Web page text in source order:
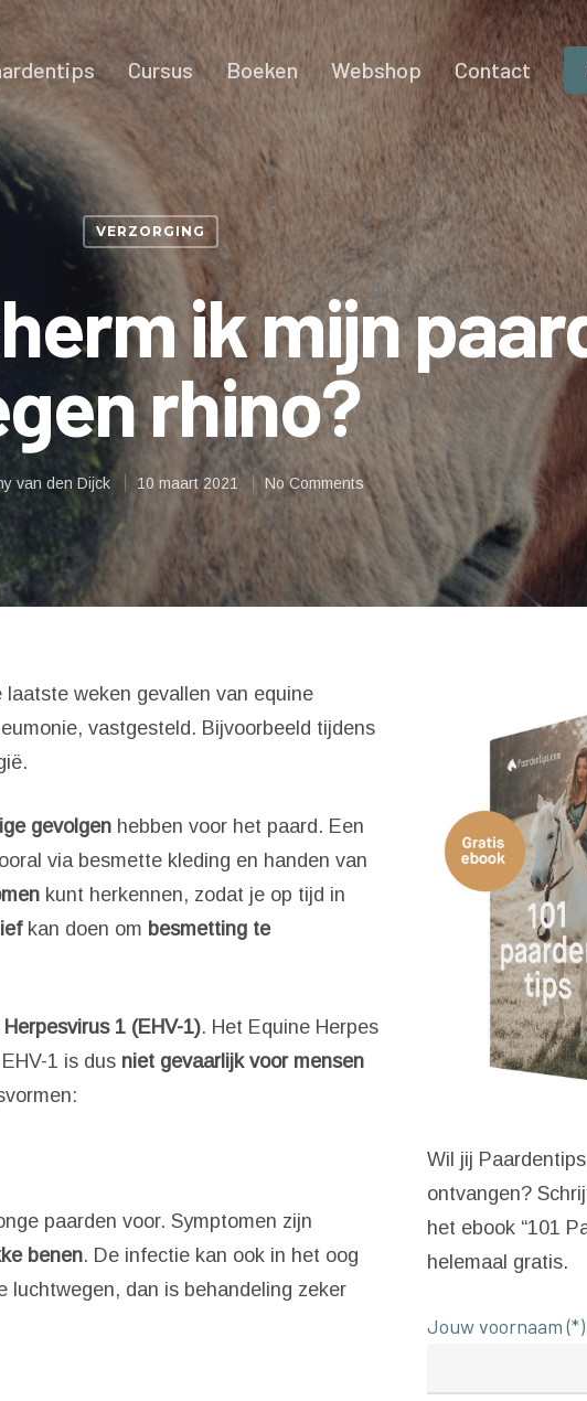
Cursus Boeken Webshop Contact
VERZORGING
ik mijn
rhino?
van den Dijck 10 maart 2021 No Comments
weken gevallen van equine
vastgesteld. Bijvoorbeeld tijdens
gevolgenhebben voor het paard. Een
via besmette kleding en handen van
kunt herkennen, zodat je op tijd in
kan doen om besmetting te
Herpesvirus 1 (EHV-1). Het Equine Herpes
1 is dus niet gevaarlijk voor mensen
paarden voor. Symptomen zijn
benen. De infectie kan ook in het oog
dan is behandeling zeker
Wil jij
ontvangen?
het ebook “101
helemaal gratis.
Jouw voornaam (*)